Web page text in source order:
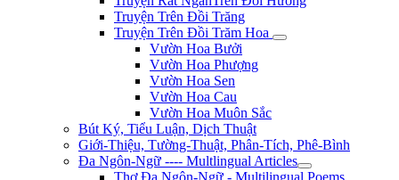
Truyện Trên Đồi Trăng
Truyện Trên Đồi Trăm Hoa
Vườn Hoa Bưởi
Vườn Hoa Phượng
Vườn Hoa Sen
Vườn Hoa Cau
Vườn Hoa Muôn Sắc
Bút Ký, Tiểu Luận, Dịch Thuật
Giới-Thiệu, Tường-Thuật, Phân-Tích, Phê-Bình
Đa Ngôn-Ngữ ---- Multlingual Articles
Thơ Đa Ngôn-Ngữ - Multilingual Poems